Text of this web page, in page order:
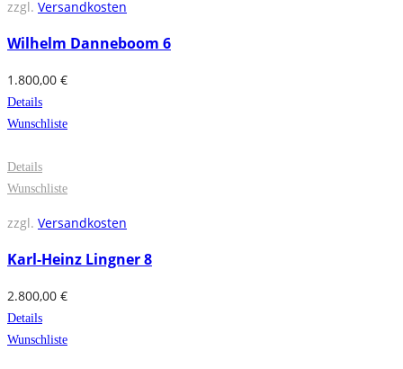
zzgl. Versandkosten
Wilhelm Danneboom 6
1.800,00 €
Details
Wunschliste
Details
Wunschliste
zzgl. Versandkosten
Karl-Heinz Lingner 8
2.800,00 €
Details
Wunschliste